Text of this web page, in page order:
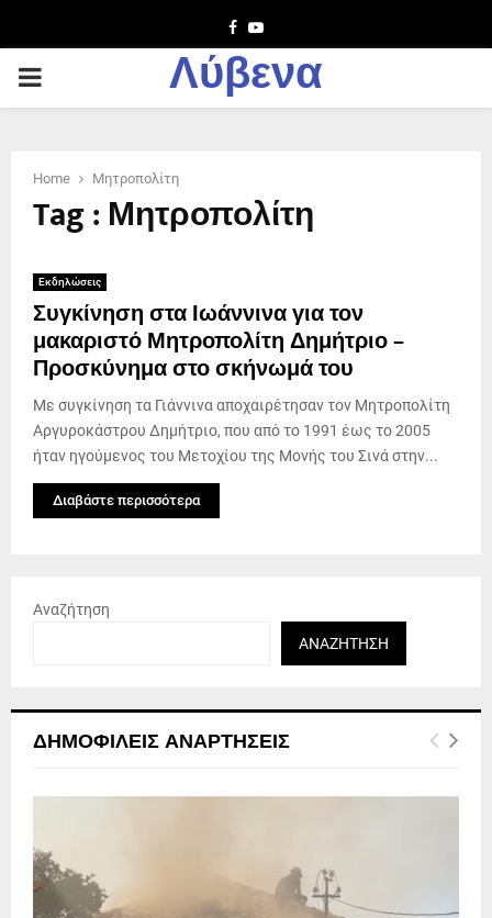
Facebook
Youtube
PRIMARY
Λύβενα
Home Μητροπολίτη
Tag : Μητροπολίτη
Εκδηλώσεις
Συγκίνηση στα Ιωάννινα για τον
μακαριστό Μητροπολίτη Δημήτριο –
Προσκύνημα στο σκήνωμά του
Με συγκίνηση τα Γιάννινα αποχαιρέτησαν τον Μητροπολίτη
Αργυροκάστρου Δημήτριο, που από το 1991 έως το 2005
ήταν ηγούμενος του Μετοχίου της Μονής του Σινά στην...
Διαβάστε περισσότερα
Αναζήτηση
ΑΝΑΖΉΤΗΣΗ
ΔΗΜΟΦΙΛΕΊΣ ΑΝΑΡΤΉΣΕΙΣ